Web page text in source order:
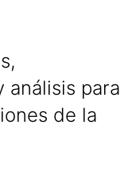
análisis para
de la